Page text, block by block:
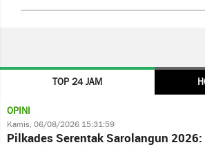
TOP 24 JAM
OPINI
Kamis, 06/08/2026 15:31:59
Pilkades Serentak Sarolangun 2026: